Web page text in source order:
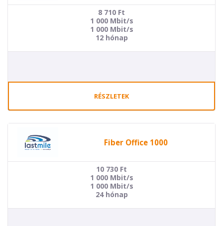
8 710 Ft
1 000 Mbit/s
1 000 Mbit/s
12 hónap
RÉSZLETEK
Fiber Office 1000
10 730 Ft
1 000 Mbit/s
1 000 Mbit/s
24 hónap